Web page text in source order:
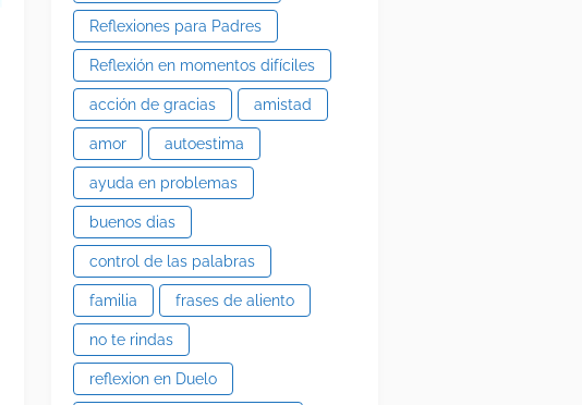
Reflexiones para Padres
Reflexión en momentos difíciles
acción de gracias amistad
amor autoestima
ayuda en problemas
buenos dias
control de las palabras
familia frases de aliento
no te rindas
reflexion en Duelo